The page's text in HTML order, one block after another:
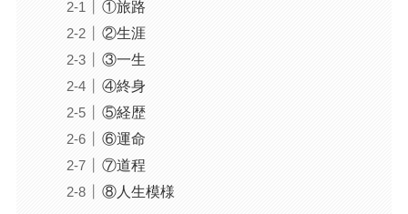
①旅路
②生涯
③一生
④終身
⑤経歴
⑥運命
⑦道程
⑧人生模様